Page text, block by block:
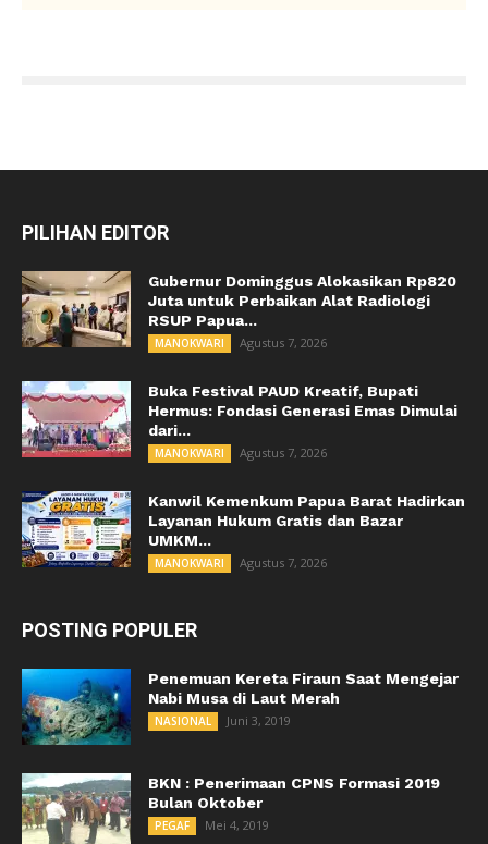
PILIHAN EDITOR
Gubernur Dominggus Alokasikan Rp820
Juta untuk Perbaikan Alat Radiologi
RSUP Papua...
MANOKWARI Agustus 7, 2026
Buka Festival PAUD Kreatif, Bupati
Hermus: Fondasi Generasi Emas Dimulai
dari...
MANOKWARI Agustus 7, 2026
Kanwil Kemenkum Papua Barat Hadirkan
Layanan Hukum Gratis dan Bazar
UMKM...
MANOKWARI Agustus 7, 2026
POSTING POPULER
Penemuan Kereta Firaun Saat Mengejar
Nabi Musa di Laut Merah
NASIONAL Juni 3, 2019
BKN : Penerimaan CPNS Formasi 2019
Bulan Oktober
PEGAF Mei 4, 2019